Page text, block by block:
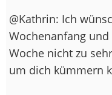
@Kathrin: Ich
Wochenanfang
Woche nicht zu
um dich kümmern